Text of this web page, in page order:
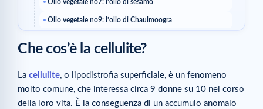
Olio vegetale no7: l’olio di sesamo
Olio vegetale no9: l’olio di Chaulmoogra
Cellulite
Articoli correlati
Che cos’è la cellulite?
La cellulite, o lipodistrofia superficiale, è un fenomeno
molto comune, che interessa circa 9 donne su 10 nel corso
della loro vita. È la conseguenza di un accumulo anomalo